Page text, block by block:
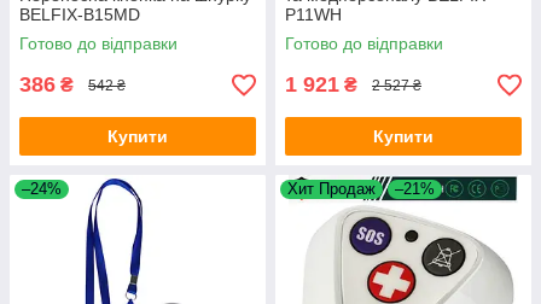
BELFIX-B15MD
Готово до відправки
386 ₴ 542 ₴
Купити
P11WH
Готово до відправки
1 921 ₴ 2 527 ₴
Купити
–24% Хит Продаж –21%